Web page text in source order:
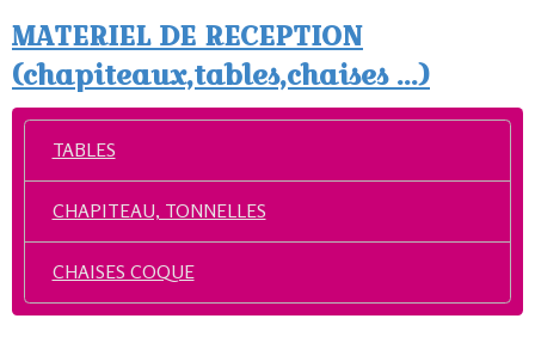
MATERIEL DE RECEPTION
(chapiteaux,tables,chaises ...)
TABLES
CHAPITEAU, TONNELLES
CHAISES COQUE